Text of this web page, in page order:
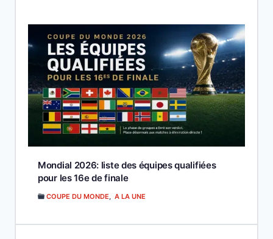
Mondial 2026: liste des équipes qualifiées
pour les 16e de finale
COUPE DU MONDE A LA UNE